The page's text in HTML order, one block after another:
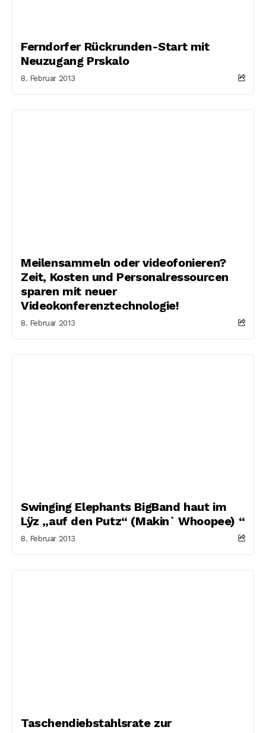
Ferndorfer Rückrunden-Start mit
Neuzugang Prskalo
8. Februar 2013
Meilensammeln oder videofonieren?
Zeit, Kosten und Personalressourcen
sparen mit neuer
Videokonferenztechnologie!
8. Februar 2013
Swinging Elephants BigBand haut im
Lÿz „auf den Putz“ (Makin` Whoopee) “
8. Februar 2013
Taschendiebstahlsrate zur